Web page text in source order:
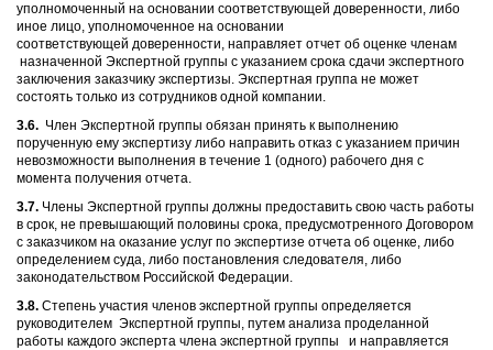
уполномоченный на основании соответствующей доверенности, либо
иное лицо, уполномоченное на основании
соответствующей доверенности, направляет отчет об оценке членам
назначенной Экспертной группы с указанием срока сдачи экспертного
заключения заказчику экспертизы. Экспертная группа не может
состоять только из сотрудников одной компании.
3.6. Член Экспертной группы обязан принять к выполнению
порученную ему экспертизу либо направить отказ с указанием причин
невозможности выполнения в течение 1 (одного) рабочего дня с
момента получения отчета.
3.7. Члены Экспертной группы должны предоставить свою часть работы
в срок, не превышающий половины срока, предусмотренного Договором
с заказчиком на оказание услуг по экспертизе отчета об оценке, либо
определением суда, либо постановления следователя, либо
законодательством Российской Федерации.
3.8. Степень участия членов экспертной группы определяется
руководителем Экспертной группы, путем анализа проделанной
работы каждого эксперта члена экспертной группы и направляется